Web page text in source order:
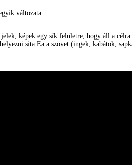
változata.
képek egy sík felületre, hogy áll a
sita.Ea a szövet (ingek, kabátok,